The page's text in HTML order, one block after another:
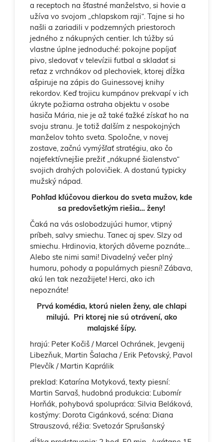
a receptoch na šťastné manželstvo, si hovie a
užíva vo svojom „chlapskom raji“. Tajne si ho
našli a zariadili v podzemných priestoroch
jedného z nákupných centier. Ich túžby sú
vlastne úplne jednoduché: pokojne popíjať
pivo, sledovať v televízii futbal a skladať si
reťaz z vrchnákov od plechoviek, ktorej dĺžka
ašpiruje na zápis do Guinessovej knihy
rekordov. Keď trojicu kumpánov prekvapí v ich
úkryte požiarna ostraha objektu v osobe
hasiča Mária, nie je až také ťažké získať ho na
svoju stranu. Je totiž ďalším z nespokojných
manželov tohto sveta. Spoločne, v novej
zostave, začnú vymýšľať stratégiu, ako čo
najefektívnejšie prežiť „nákupné šialenstvo“
svojich drahých polovičiek. A dostanú typicky
mužský nápad.
Pohľad kľúčovou dierkou do sveta mužov, kde
sa predovšetkým riešia… ženy!
Čaká na vás oslobodzujúci humor, vtipný
príbeh, salvy smiechu. Tanec aj spev. Slzy od
smiechu. Hrdinovia, ktorých dôverne poznáte…
Alebo ste nimi sami! Divadelný večer plný
humoru, pohody a populárnych piesní! Zábava,
akú len tak nezažijete! Herci, ako ich
nepoznáte!
Prvá komédia, ktorú nielen ženy, ale chlapi
milujú. Pri ktorej nie sú otrávení, ako
malajské šípy.
hrajú: Peter Kočiš / Marcel Ochránek, Jevgenij
Libezňuk, Martin Šalacha / Erik Peťovský, Pavol
Plevčík / Martin Kaprálik
preklad: Katarína Motyková, texty piesní:
Martin Sarvaš, hudobná produkcia: Ľubomír
Horňák, pohybová spolupráca: Silvia Beláková,
kostýmy: Dorota Cigánková, scéna: Diana
Strauszová, réžia: Svetozár Sprušanský